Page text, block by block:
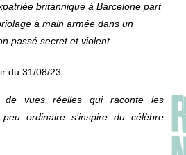
britannique à Barcelone part
à main armée dans un
passé secret et violent.
du 31/08/23
vues réelles qui raconte les
ordinaire s’inspire du célèbre